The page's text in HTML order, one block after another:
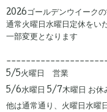
2026ゴールデンウイーク
通常火曜日水曜日定休をい
一部変更となります
5/5火曜日 営業
5/6水曜日 5/7木曜日 お休
他は通常通り、火曜日水曜